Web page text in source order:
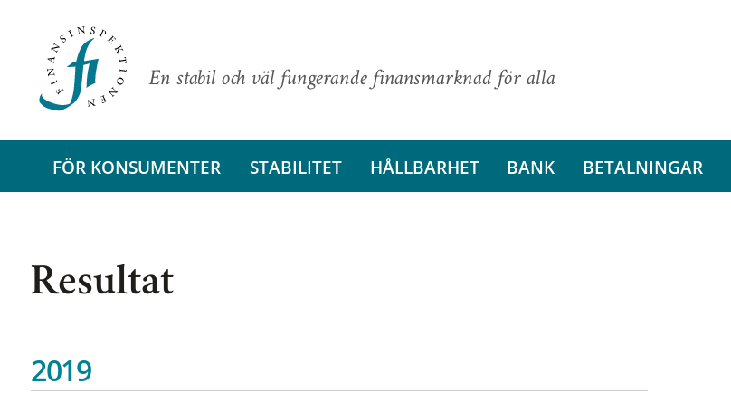
En stabil och väl fungerande finansmarknad för alla
FÖR KONSUMENTER STABILITET HÅLLBARHET BANK BETALNINGAR
Resultat
2019